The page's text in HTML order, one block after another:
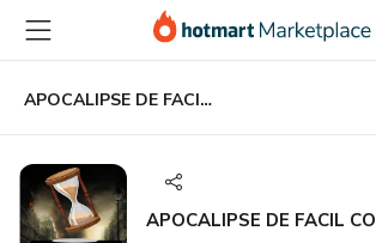
para
conteúdo
principal
para
pagamento
para
rodapé
APOCALIPSE DE FACIL COMPREENSÃO
APOCALIPSE DE FACIL